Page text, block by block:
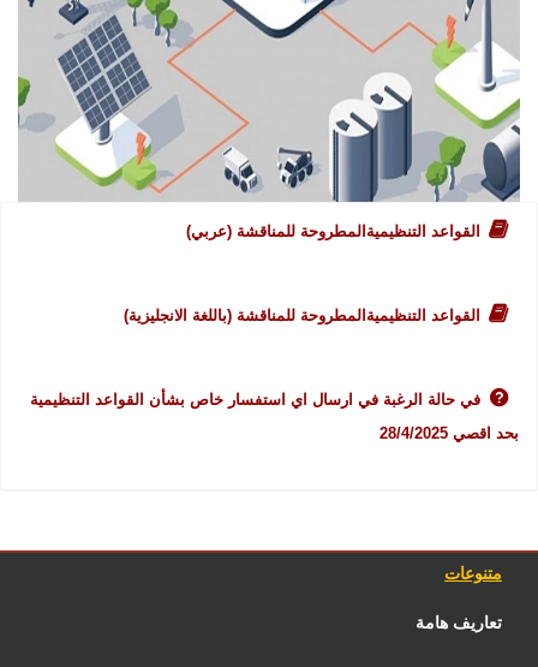
القواعد التنظيميةالمطروحة للمناقشة (عربي)
القواعد التنظيميةالمطروحة للمناقشة (باللغة الانجليزية)
في حالة الرغبة في ارسال اي استفسار خاص بشأن القواعد التنظيمية
بحد اقصي 28/4/2025
متنوعات
تعاريف هامة